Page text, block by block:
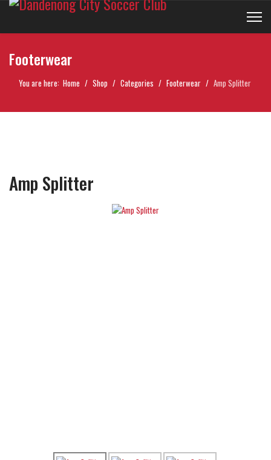
Footerwear
You are here: Home Shop Categories Footerwear Amp Splitter
Amp Splitter